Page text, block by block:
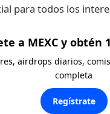
para todos los
a MEXC y obtén
airdrops diarios,
completa
Regístrate